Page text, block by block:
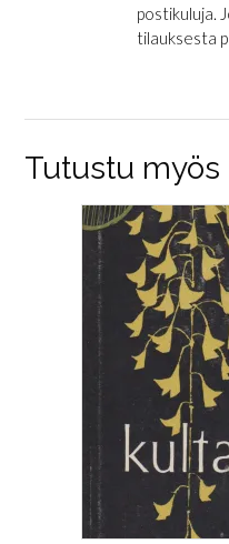
postikuluja.
tilauksesta
Tutustu myös